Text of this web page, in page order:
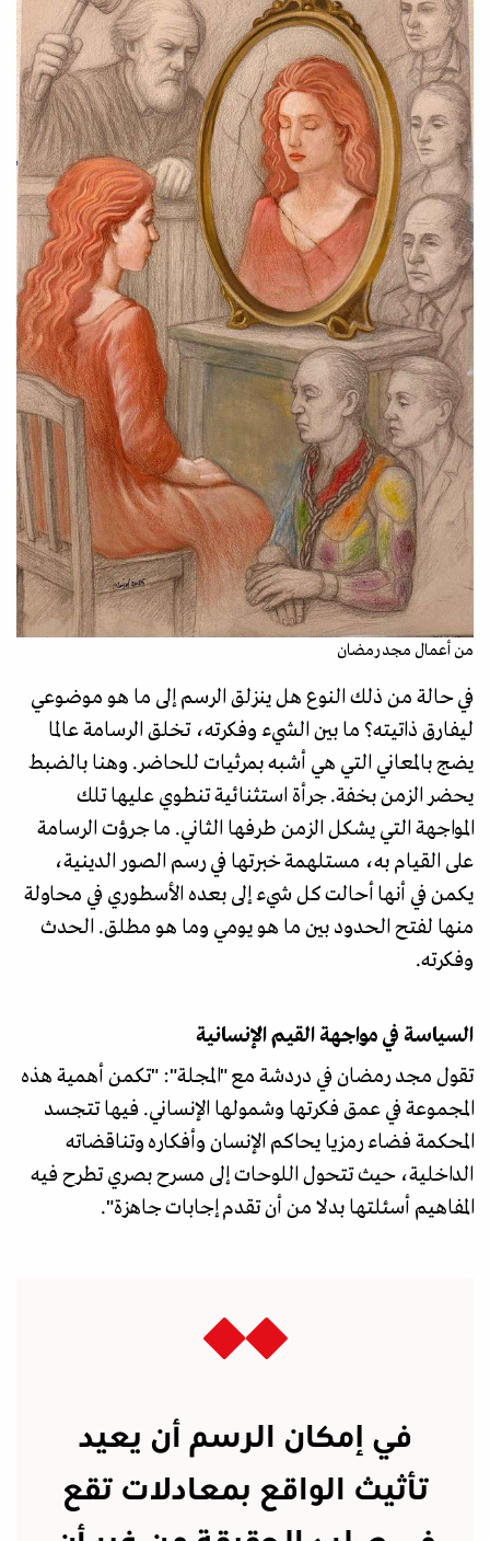
من أعمال مجد رمضان
في حالة من ذلك النوع هل ينزلق الرسم إلى ما هو موضوعي
ليفارق ذاتيته؟ ما بين الشيء وفكرته، تخلق الرسامة عالما
يضج بالمعاني التي هي أشبه بمرثيات للحاضر. وهنا بالضبط
يحضر الزمن بخفة. جرأة استثنائية تنطوي عليها تلك
المواجهة التي يشكل الزمن طرفها الثاني. ما جرؤت الرسامة
على القيام به، مستلهمة خبرتها في رسم الصور الدينية،
يكمن في أنها أحالت كل شيء إلى بعده الأسطوري في محاولة
منها لفتح الحدود بين ما هو يومي وما هو مطلق. الحدث
وفكرته.
السياسة في مواجهة القيم الإنسانية
تقول مجد رمضان في دردشة مع "المجلة": "تكمن أهمية هذه
المجموعة في عمق فكرتها وشمولها الإنساني. فيها تتجسد
المحكمة فضاء رمزيا يحاكم الإنسان وأفكاره وتناقضاته
الداخلية، حيث تتحول اللوحات إلى مسرح بصري تطرح فيه
المفاهيم أسئلتها بدلا من أن تقدم إجابات جاهزة".
في إمكان الرسم أن يعيد
تأثيث الواقع بمعادلات تقع